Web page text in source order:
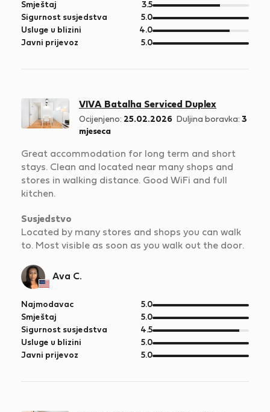
5
Smještaj 3.5od
5
Sigurnost susjedstva 5.0od
5
Usluge u blizini 4.0od
5
Javni prijevoz 5.0od
VIVA Batalha Serviced Duplex
Ocijenjeno: 25.02.2026 Duljina boravka: 3
mjeseca
Great accommodation for long term and short
stays. Clean and located near many shops and
stores in walking distance. Good WiFi and full
kitchen.
Susjedstvo
Located by many stores and shops you can walk
to. Most visible as soon as you walk out the door.
Ava C.
Najmodavac 5.0od
5
Smještaj 5.0od
5
Sigurnost susjedstva 4.5od
5
Usluge u blizini 5.0od
5
Javni prijevoz 5.0od